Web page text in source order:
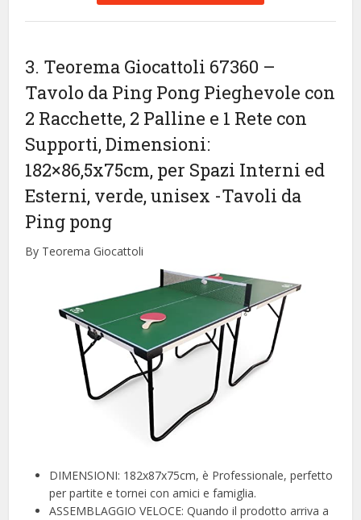
3. Teorema Giocattoli 67360 –
Tavolo da Ping Pong Pieghevole con
2 Racchette, 2 Palline e 1 Rete con
Supporti, Dimensioni:
182×86,5x75cm, per Spazi Interni ed
Esterni, verde, unisex -Tavoli da
Ping pong
By Teorema Giocattoli
DIMENSIONI: 182x87x75cm, è Professionale, perfetto
per partite e tornei con amici e famiglia.
ASSEMBLAGGIO VELOCE: Quando il prodotto arriva a